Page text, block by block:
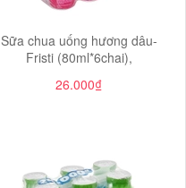
Sữa chua uống hương dâu-
Fristi (80ml*6chai),
26.000₫